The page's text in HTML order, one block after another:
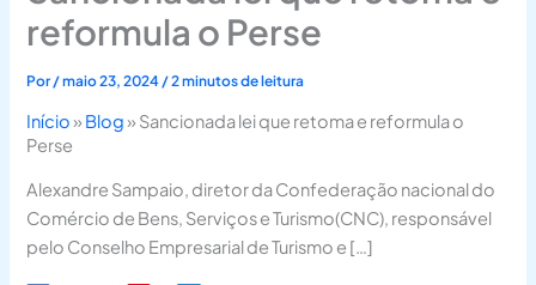
reformula o Perse
Por/maio 23, 2024 /2 minutos de leitura
Início» Blog» Sancionada lei que retoma e reformula o
Perse
Alexandre Sampaio, diretor da Confederação nacional do
Comércio de Bens, Serviços e Turismo(CNC), responsável
pelo Conselho Empresarial de Turismo e […]